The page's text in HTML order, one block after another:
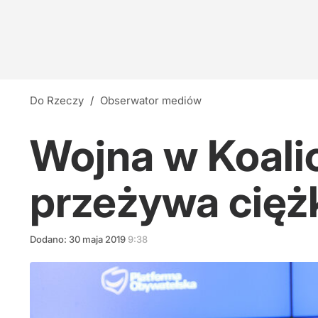
Nawrocki: Strategicznym interesem Polski jest
12
"Nie miał prawa wygrać". Prezydencki minister
7
Do Rzeczy / Obserwator mediów
Wojna w
przeżywa
Dodano: 30 maja 2019 9:38